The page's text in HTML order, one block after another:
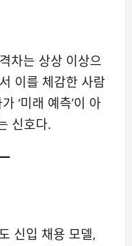
차는 상상 이상으
이를 체감한 사람
‘미래 예측’이 아
신호다.
신입 채용 모델,